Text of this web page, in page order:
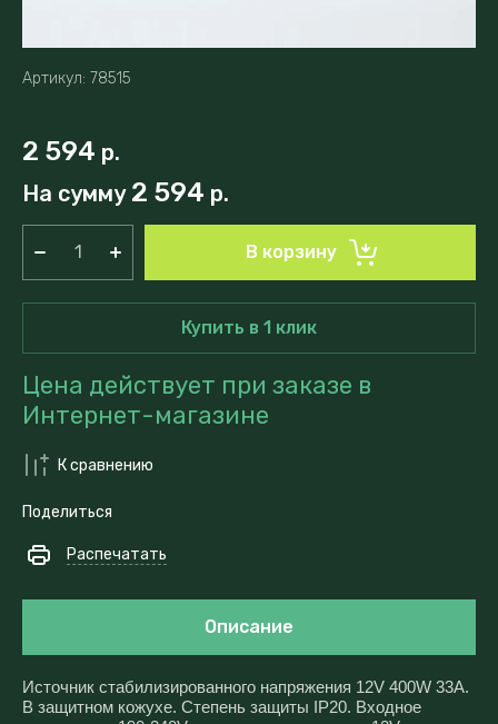
Артикул: 78515
2 594 р.
На сумму 2 594 р.
В корзину
Купить в 1 клик
Цена действует при заказе в
Интернет-магазине
К сравнению
Поделиться
Распечатать
Описание
Источник стабилизированного напряжения 12V 400W 33A.
В защитном кожухе. Степень защиты IP20. Входное